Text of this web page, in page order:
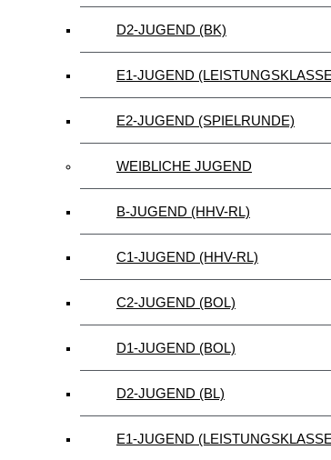
D2-JUGEND (BK)
E1-JUGEND
E2-JUGEND (SPIELRUNDE)
WEIBLICHE JUGEND
B-JUGEND (HHV-RL)
C1-JUGEND (HHV-RL)
C2-JUGEND (BOL)
D1-JUGEND (BOL)
D2-JUGEND (BL)
E1-JUGEND